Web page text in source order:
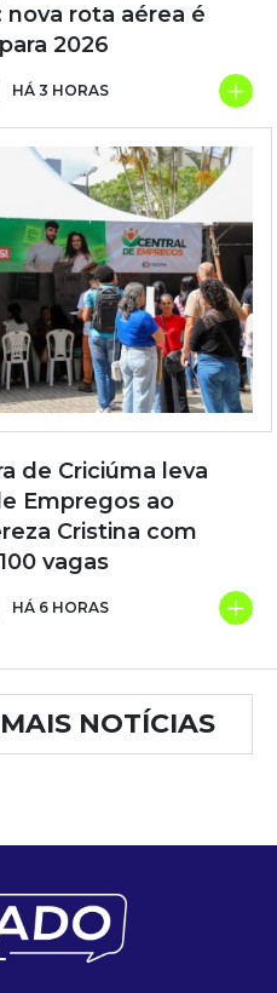
nova rota aérea é
2026
HÁ 3 HORAS +
de Criciúma leva
Empregos ao
Cristina com
vagas
HÁ 6 HORAS +
NOTÍCIAS